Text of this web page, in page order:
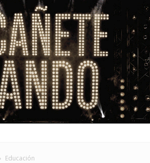
Educación